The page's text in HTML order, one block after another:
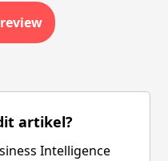
review
artikel?
Intelligence